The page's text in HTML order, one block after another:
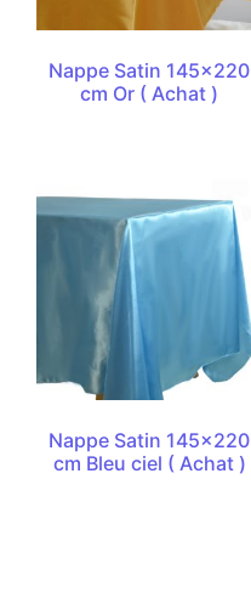
Nappe Satin 145×220
cm Or ( Achat )
Nappe Satin 145×220
cm Bleu ciel ( Achat )